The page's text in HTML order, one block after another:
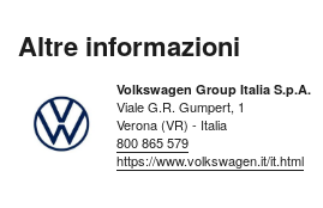
Altre informazioni
Volkswagen Group Italia S.p.A.
Viale G.R. Gumpert, 1
Verona (VR) - Italia
800 865 579
https://www.volkswagen.it/it.html